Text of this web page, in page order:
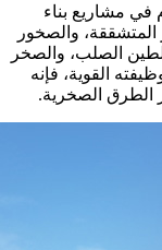
مشاريع بناء
والصخور
الصلب، والصخر
القوية، فإنه
الصخرية.